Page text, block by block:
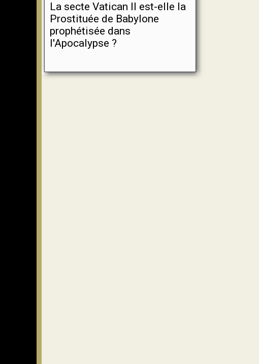
La secte Vatican II est-elle la
Prostituée de Babylone
prophétisée dans
l'Apocalypse ?